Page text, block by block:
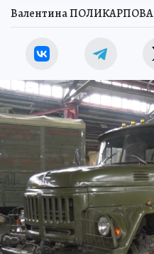
Валентина ПОЛИКАРПОВА